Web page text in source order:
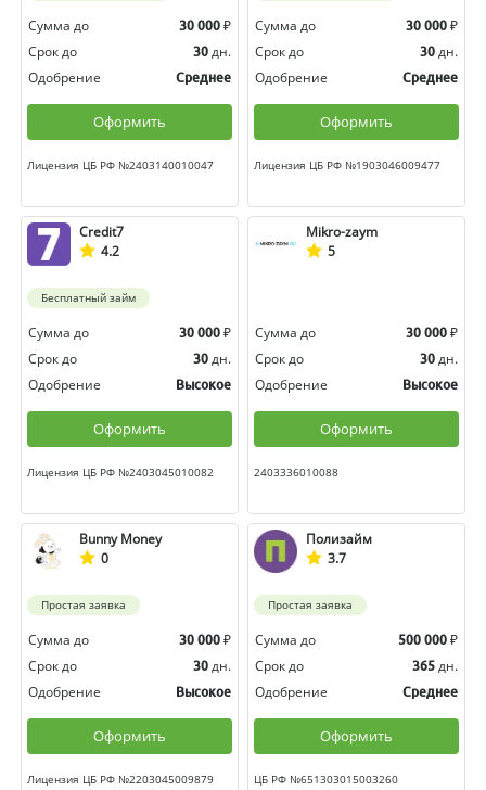
Сумма до 30 000 ₽
Срок до
30 дн.
Одобрение
Среднее
Оформить
Лицензия ЦБ РФ №2403140010047
Сумма до 30 000 ₽
Срок до
30 дн.
Одобрение
Среднее
Оформить
Лицензия ЦБ РФ №1903046009477
Credit7
4.2
Бесплатный займ
Сумма до 30 000 ₽
Срок до
30 дн.
Одобрение
Высокое
Оформить
Лицензия ЦБ РФ №2403045010082
Mikro-zaym
5
Сумма до 30 000 ₽
Срок до
30 дн.
Одобрение
Высокое
Оформить
2403336010088
Bunny Money
0
Простая заявка
Сумма до 30 000 ₽
Срок до
30 дн.
Одобрение
Высокое
Оформить
Лицензия ЦБ РФ №2203045009879
Полизайм
3.7
Простая заявка
Сумма до 500 000 ₽
Срок до
365 дн.
Одобрение
Среднее
Оформить
ЦБ РФ №651303015003260